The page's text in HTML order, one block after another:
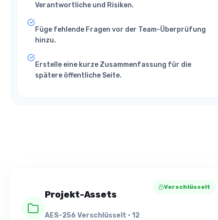
Verantwortliche und Risiken.
Füge fehlende Fragen vor der Team-Überprüfung
hinzu.
Erstelle eine kurze Zusammenfassung für die
spätere öffentliche Seite.
Projekt-Assets
AES-256 Verschlüsselt • 12
Verschlüsselt